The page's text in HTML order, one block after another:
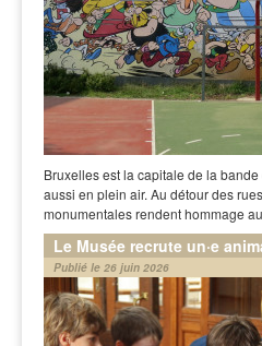
Bruxelles est la capitale de la
aussi en plein air. Au détour des
monumentales rendent hommage
Le Musée recrute un·e
Publié le 26 juin 2026